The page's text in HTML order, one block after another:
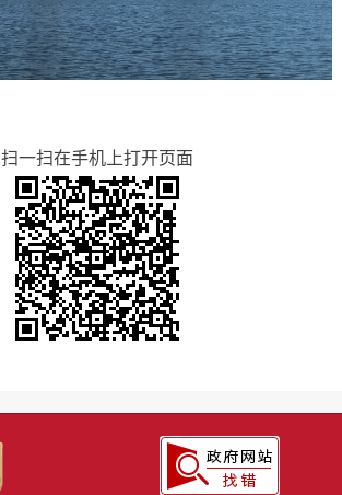
扫一扫在手机上打开页面